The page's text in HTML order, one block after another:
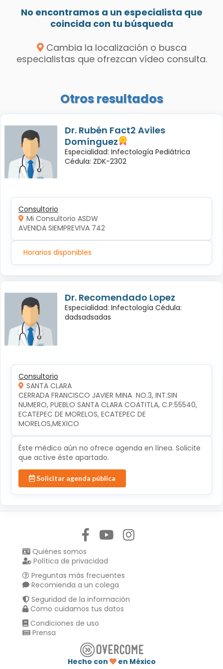
No encontramos a un especialista que
coincida con tu búsqueda
Cambia la localización o busca
especialistas que ofrezcan vídeo consulta.
Otros resultados
Dr. Rubén Fact2 Aviles
Domínguez
Especialidad: Infectología Pediátrica
Cédula: ZDK-2302
Consultorio
Mi Consultorio ASDW
AVENIDA SIEMPREVIVA 742
Horarios disponibles
Dr. Recomendado Lopez
Especialidad: Infectología Cédula:
dadsadsadas
Consultorio
SANTA CLARA
CERRADA FRANCISCO JAVIER MINA  NO.3, INT.SIN
NUMERO, PUEBLO SANTA CLARA COATITLA, C.P.55540,
ECATEPEC DE MORELOS, ECATEPEC DE
MORELOS,MEXICO
Éste médico aún no ofrece agenda en línea. Solicite
que active éste apartado.
Solicitar agenda pública
Quiénes somos
Política de privacidad
Preguntas más frecuentes
Recomienda a un colega
Seguridad de la información
Como cuidamos tus datos
Condiciones de uso
Prensa
Hecho con en México